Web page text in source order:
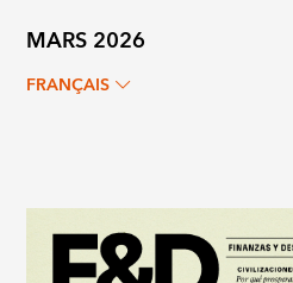
MARS 2026
FRANÇAIS